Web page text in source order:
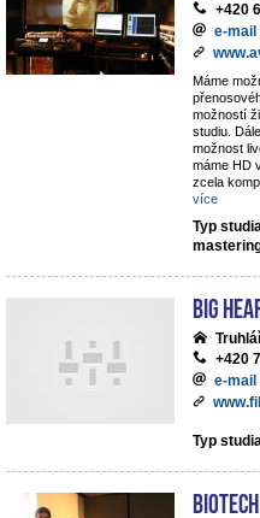
+420
e-mail
Máme
možností
studiu.
možnost
máme HD
zcela
více
Typ
Big
+420
e-mail
Typ